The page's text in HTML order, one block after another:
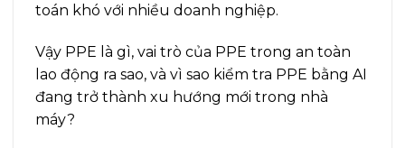
toán khó với nhiều doanh nghiệp.
Vậy PPE là gì, vai trò của PPE trong an toàn
lao động ra sao, và vì sao kiểm tra PPE bằng AI
đang trở thành xu hướng mới trong nhà
máy?